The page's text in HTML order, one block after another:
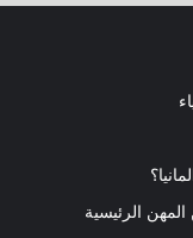
الرئيسية